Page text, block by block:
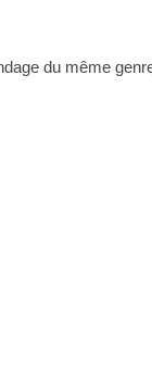
du même